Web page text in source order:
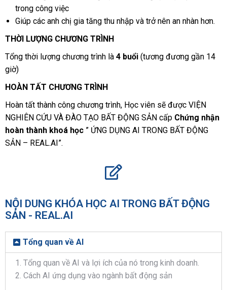
trong công việc
Giúp các anh chị gia tăng thu nhập và trở nên an nhàn hơn.
THỜI LƯỢNG CHƯƠNG TRÌNH
Tổng thời lượng chương trình là 4 buổi (tương đương gần 14
giờ)
HOÀN TẤT CHƯƠNG TRÌNH
Hoàn tất thành công chương trình, Học viên sẽ được VIỆN
NGHIÊN CỨU VÀ ĐÀO TẠO BẤT ĐỘNG SẢN cấp Chứng nhận
hoàn thành khoá học ” ỨNG DỤNG AI TRONG BẤT ĐỘNG
SẢN – REAL.AI”.
NỘI DUNG KHÓA HỌC AI TRONG BẤT ĐỘNG
SẢN - REAL.AI
Tổng quan về AI
Tổng quan về AI và lợi ích của nó trong kinh doanh.
Cách AI ứng dụng vào ngành bất động sản